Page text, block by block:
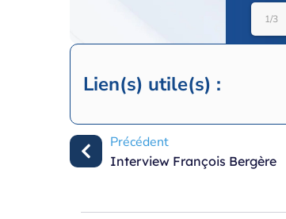
1/3
Lien(s) utile(s) :
Précédent
Interview François Bergère